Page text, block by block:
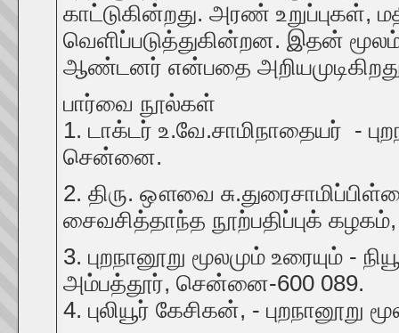
காட்டுகின்றது. அரண் உறுப்புகள்,
வெளிப்படுத்துகின்றன. இதன்
ஆண்டனர் என்பதை
பார்வை நூல்கள்
1. டாக்டர் உ.வே.சாமிநாதையர் -
சென்னை.
2. திரு. ஔவை
சைவசித்தாந்த நூற்பதிப்புக்
3. புறநானூறு மூலமும் உரையும் -
அம்பத்தூர், சென்னை-600 089.
4. புலியூர் கேசிகன், - புறநானூறு